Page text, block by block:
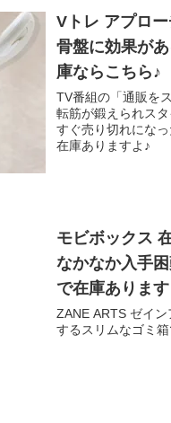
Vトレ アプロ
骨盤に効果が
庫ならこちら♪
TV番組の「通販を
転筋が鍛えられス
すぐ売り切れにな
在庫ありますよ♪
モビボックス
なかなか入手
で在庫ありま
ZANE ARTS ゼイ
するスリムなゴミ箱